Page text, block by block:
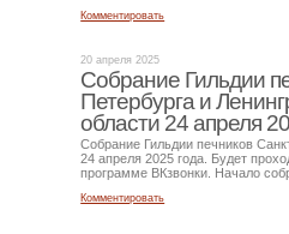
Комментировать
20 апреля 2025
Собрание Гильдии
Петербурга и
области 24 апреля
Собрание Гильдии печников
24 апреля 2025 года. Будет
программе ВКзвонки. Начало
Комментировать